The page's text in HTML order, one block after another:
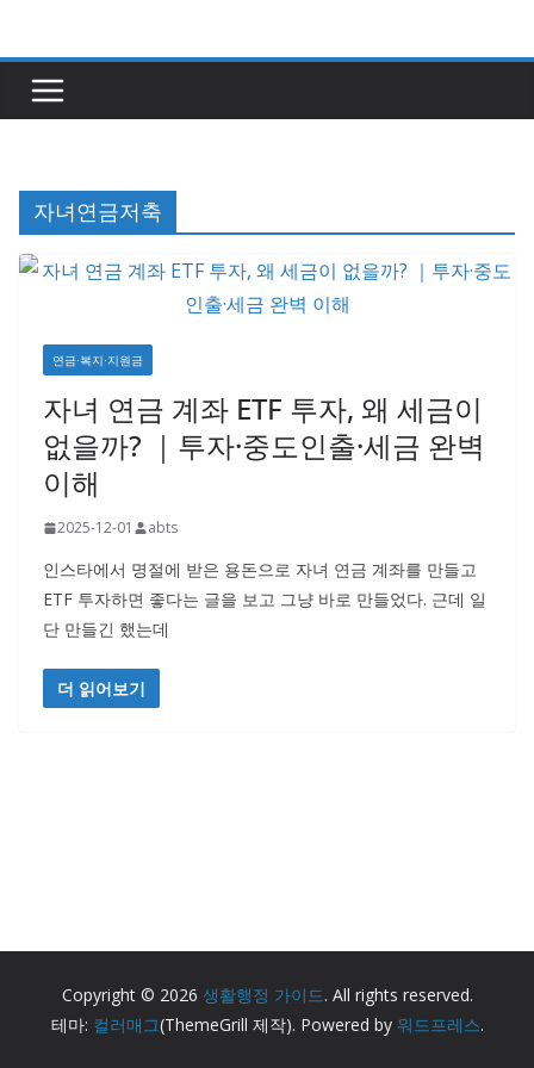
로
자녀연금저축
연금·복지·지원금
자녀 연금 계좌 ETF 투자, 왜 세금이
없을까? ｜투자·중도인출·세금 완벽
이해
2025-12-01 abts
인스타에서 명절에 받은 용돈으로 자녀 연금 계좌를 만들고
ETF 투자하면 좋다는 글을 보고 그냥 바로 만들었다. 근데 일
단 만들긴 했는데
더 읽어보기
Copyright © 2026 생활행정 가이드. All rights reserved.
테마: 컬러매그(ThemeGrill 제작). Powered by 워드프레스.